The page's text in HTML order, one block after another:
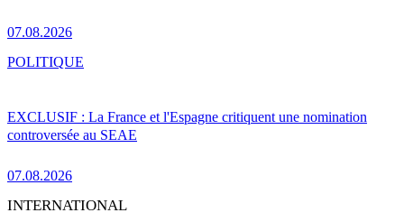
07.08.2026
EXCLUSIF : La France et l'Espagne critiquent une nomination
controversée au SEAE
07.08.2026
POLITIQUE
INTERNATIONAL